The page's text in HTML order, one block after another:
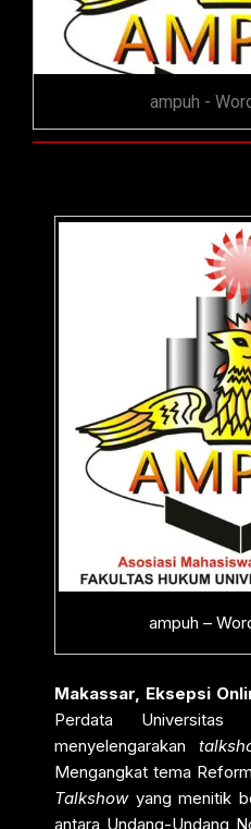
ampuh -
ampuh –
Makassar, Eksepsi
Perdata Universitas
menyelengarakan
Mengangkat tema
Talkshow yang menitik
antara Undang-Undang